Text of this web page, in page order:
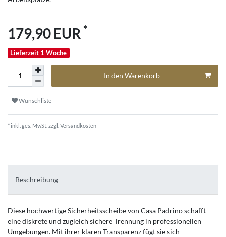
179,90 EUR *
Lieferzeit 1 Woche
In den Warenkorb
Wunschliste
* inkl. ges. MwSt. zzgl. Versandkosten
Beschreibung
Diese hochwertige Sicherheitsscheibe von Casa Padrino schafft
eine diskrete und zugleich sichere Trennung in professionellen
Umgebungen. Mit ihrer klaren Transparenz fügt sie sich